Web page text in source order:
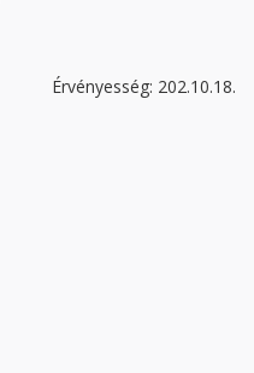
Érvényesség: 202.10.18.